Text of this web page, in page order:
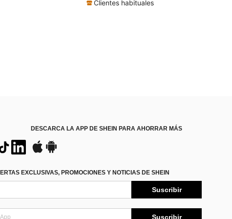
Clientes habituales
DESCARCA LA APP DE SHEIN PARA AHORRAR MÁS
EXCLUSIVAS, PROMOCIONES Y NOTICIAS DE SHEIN
Suscribir
Suscribir